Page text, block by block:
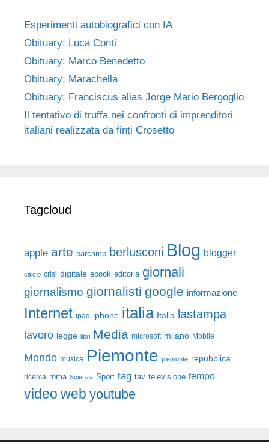
Esperimenti autobiografici con IA
Obituary: Luca Conti
Obituary: Marco Benedetto
Obituary: Marachella
Obituary: Franciscus alias Jorge Mario Bergoglio
Il tentativo di truffa nei confronti di imprenditori
italiani realizzata da finti Crosetto
Tagcloud
apple arte barcamp berlusconi Blog blogger
calcio crisi digitale ebook editoria giornali
giornalismo giornalisti google informazione
Internet ipad iphone italia Italia lastampa
lavoro legge libri Media microsoft milano Mobile
Mondo musica Piemonte piemonte repubblica
ricerca roma Scienza Sport tag tav televisione tempo
video web youtube